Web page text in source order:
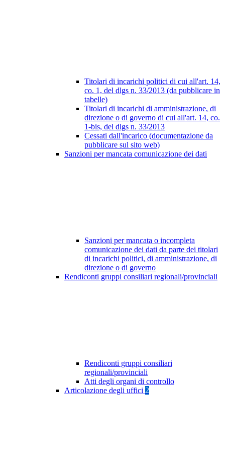
Titolari di incarichi politici di cui all'art. 14,
co. 1, del dlgs n. 33/2013 (da pubblicare in
tabelle)
Titolari di incarichi di amministrazione, di
direzione o di governo di cui all'art. 14, co.
1-bis, del dlgs n. 33/2013
Cessati dall'incarico (documentazione da
pubblicare sul sito web)
Sanzioni per mancata comunicazione dei dati
Sanzioni per mancata o incompleta
comunicazione dei dati da parte dei titolari
di incarichi politici, di amministrazione, di
direzione o di governo
Rendiconti gruppi consiliari regionali/provinciali
Rendiconti gruppi consiliari
regionali/provinciali
Atti degli organi di controllo
Articolazione degli uffici 2